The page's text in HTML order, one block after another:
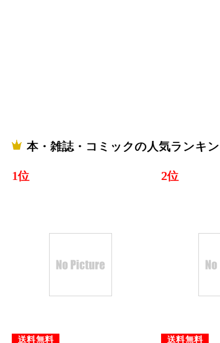
本・雑誌・コミックの人気ランキ
1位
送料無料
2位
送料無料